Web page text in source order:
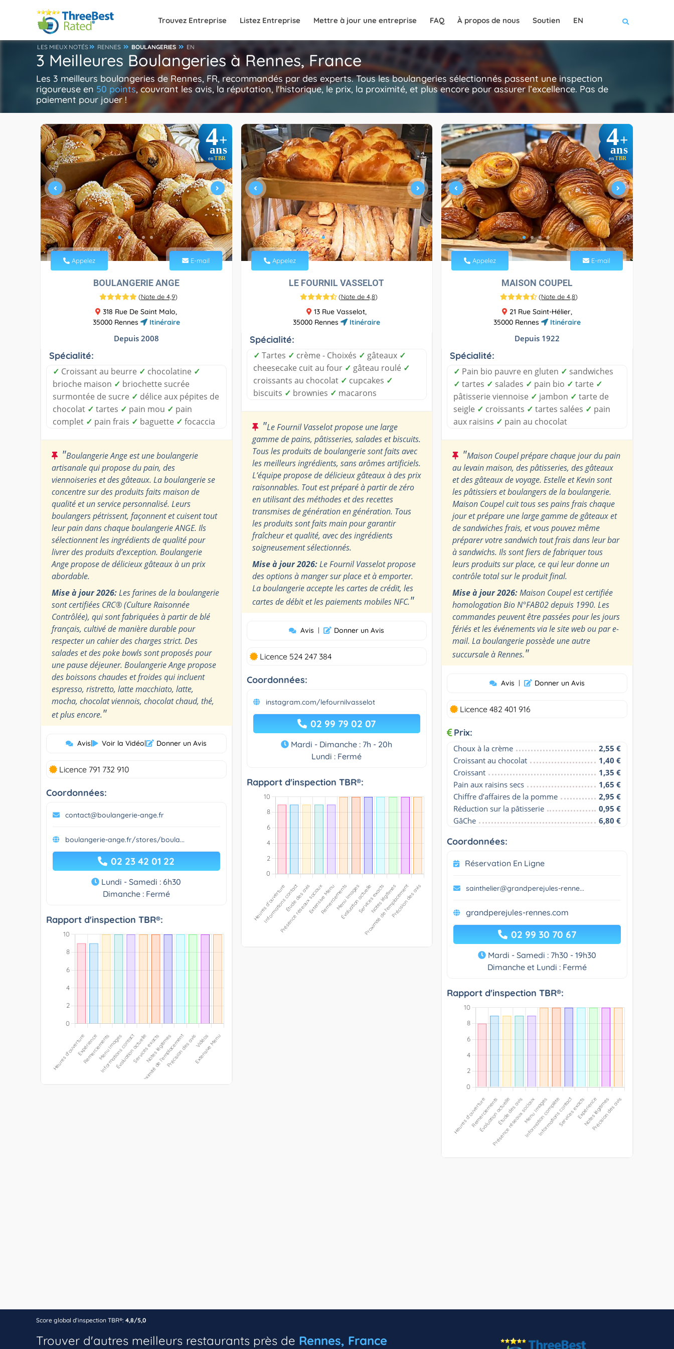
Trouvez Entreprise Listez Entreprise Mettre à jour une entreprise FAQ À propos de nous Soutien EN
LES MIEUX NOTÉS RENNES BOULANGERIES EN
3 Meilleures Boulangeries à Rennes, France
Les 3 meilleurs boulangeries de Rennes, FR, recommandés par des experts. Tous les boulangeries sélectionnés passent une inspection
rigoureuse en 50 points, couvrant les avis, la réputation, l'historique, le prix, la proximité, et plus encore pour assurer l’excellence. Pas de
paiement pour jouer !
4+
ans
enTBR
Appelez E-mail
BOULANGERIE ANGE
(Note de 4,9)
318 Rue De Saint Malo,
35000 Rennes
Itinéraire
Depuis 2008
Spécialité:
✓ Croissant au beurre ✓ chocolatine ✓
brioche maison ✓ briochette sucrée
surmontée de sucre ✓ délice aux pépites de
chocolat ✓ tartes ✓ pain mou ✓ pain
complet ✓ pain frais ✓ baguette ✓ focaccia
"Boulangerie Ange est une boulangerie
artisanale qui propose du pain, des
viennoiseries et des gâteaux. La boulangerie se
concentre sur des produits faits maison de
qualité et un service personnalisé. Leurs
boulangers pétrissent, façonnent et cuisent tout
leur pain dans chaque boulangerie ANGE. Ils
sélectionnent les ingrédients de qualité pour
livrer des produits d’exception. Boulangerie
Ange propose de délicieux gâteaux à un prix
abordable.
Mise à jour 2026:Les farines de la boulangerie
sont certifiées CRC® (Culture Raisonnée
Contrôlée), qui sont fabriquées à partir de blé
français, cultivé de manière durable pour
respecter un cahier des charges strict. Des
salades et des poke bowls sont proposés pour
une pause déjeuner. Boulangerie Ange propose
des boissons chaudes et froides qui incluent
espresso, ristretto, latte macchiato, latte,
mocha, chocolat viennois, chocolat chaud, thé,
et plus encore."
Avis| Voir la Vidéo| Donner un Avis
Licence 791 732 910
Coordonnées:
contact@boulangerie-ange.fr
boulangerie-ange.fr/stores/boula...
02 23 42 01 22
Lundi - Samedi : 6h30
Dimanche : Fermé
Rapport d'inspection TBR®:
Appelez
LE FOURNIL VASSELOT
(Note de 4,8)
13 Rue Vasselot,
35000 Rennes
Itinéraire
Spécialité:
✓ Tartes ✓ crème - Choixés ✓ gâteaux ✓
cheesecake cuit au four ✓ gâteau roulé ✓
croissants au chocolat ✓ cupcakes ✓
biscuits ✓ brownies ✓ macarons
"Le Fournil Vasselot propose une large
gamme de pains, pâtisseries, salades et biscuits.
Tous les produits de boulangerie sont faits avec
les meilleurs ingrédients, sans arômes artificiels.
L’équipe propose de délicieux gâteaux à des prix
raisonnables. Tout est préparé à partir de zéro
en utilisant des méthodes et des recettes
transmises de génération en génération. Tous
les produits sont faits main pour garantir
fraîcheur et qualité, avec des ingrédients
soigneusement sélectionnés.
Mise à jour 2026:Le Fournil Vasselot propose
des options à manger sur place et à emporter.
La boulangerie accepte les cartes de crédit, les
cartes de débit et les paiements mobiles NFC."
Avis | Donner un Avis
Licence 524 247 384
Coordonnées:
instagram.com/lefournilvasselot
02 99 79 02 07
Mardi - Dimanche : 7h - 20h
Lundi : Fermé
Rapport d'inspection TBR®:
4+
ans
enTBR
Appelez E-mail
MAISON COUPEL
(Note de 4,8)
21 Rue Saint-Hélier,
35000 Rennes
Itinéraire
Depuis 1922
Spécialité:
✓ Pain bio pauvre en gluten ✓ sandwiches
✓ tartes ✓ salades ✓ pain bio ✓ tarte ✓
pâtisserie viennoise ✓ jambon ✓ tarte de
seigle ✓ croissants ✓ tartes salées ✓ pain
aux raisins ✓ pain au chocolat
"Maison Coupel prépare chaque jour du pain
au levain maison, des pâtisseries, des gâteaux
et des gâteaux de voyage. Estelle et Kevin sont
les pâtissiers et boulangers de la boulangerie.
Maison Coupel cuit tous ses pains frais chaque
jour et prépare une large gamme de gâteaux et
de sandwiches frais, et vous pouvez même
préparer votre sandwich tout frais dans leur bar
à sandwichs. Ils sont fiers de fabriquer tous
leurs produits sur place, ce qui leur donne un
contrôle total sur le produit final.
Mise à jour 2026:Maison Coupel est certifiée
homologation Bio N°FAB02 depuis 1990. Les
commandes peuvent être passées pour les jours
fériés et les événements via le site web ou par e-
mail. La boulangerie possède une autre
succursale à Rennes."
Avis | Donner un Avis
Licence 482 401 916
Prix:
Choux à la crème
2,55 €
Croissant au chocolat
1,40 €
Croissant
1,35 €
Pain aux raisins secs
1,65 €
Chiffre d’affaires de la pomme
2,95 €
Réduction sur la pâtisserie
0,95 €
GâChe
6,80 €
Coordonnées:
Réservation En Ligne
sainthelier@grandperejules-renne...
grandperejules-rennes.com
02 99 30 70 67
Mardi - Samedi : 7h30 - 19h30
Dimanche et Lundi : Fermé
Rapport d'inspection TBR®:
Score global d’inspection TBR®: 4,8/5,0
Trouver d'autres meilleurs restaurants près de Rennes, France